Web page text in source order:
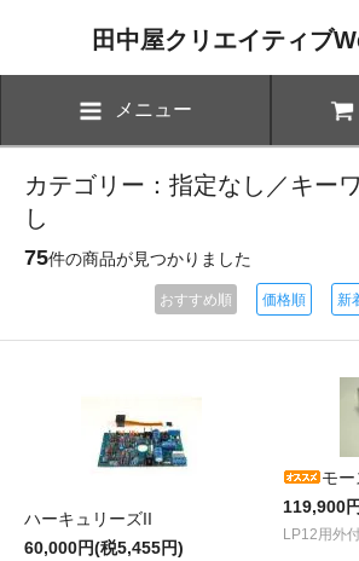
田中屋クリエイティブ
メニュー
カテゴリー：指定なし／キー
し
75件の商品が見つかりました
おすすめ順 価格順 新
ハーキュリーズII
60,000円(税5,455円)
モ
119,900
LP12用外